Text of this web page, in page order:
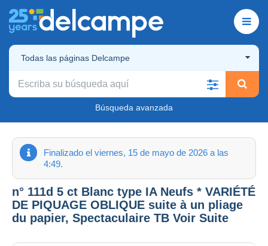
Todas las páginas Delcampe
Búsqueda avanzada
Finalizado el viernes, 15 de mayo de 2026 a las
4:49.
n° 111d 5 ct Blanc type IA Neufs * VARIÉTÉ
DE PIQUAGE OBLIQUE suite à un pliage
du papier, Spectaculaire TB Voir Suite